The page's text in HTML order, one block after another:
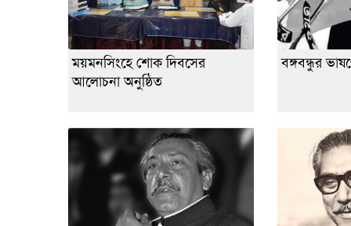
ময়মনসিংহে শোক দিবসের
আলোচনা অনুষ্ঠিত
বঙ্গবন্ধুর